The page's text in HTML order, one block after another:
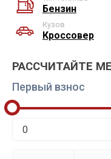
Бензин
Кузов
Кроссовер
РАССЧИТАЙТЕ
Первый взнос